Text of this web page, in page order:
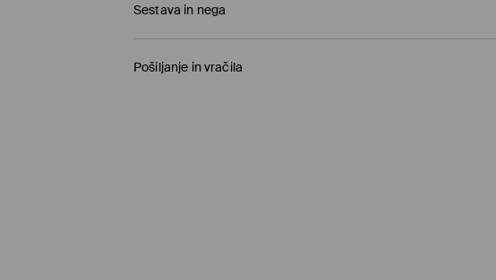
Sestava in nega
Pošiljanje in vračila